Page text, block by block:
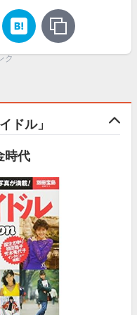
ク
ドル」
時代